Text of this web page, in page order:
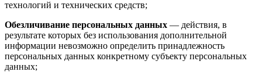
технологий и технических средств;
Обезличивание персональных данных — действия, в
результате которых без использования дополнительной
информации невозможно определить принадлежность
персональных данных конкретному субъекту персональных
данных;